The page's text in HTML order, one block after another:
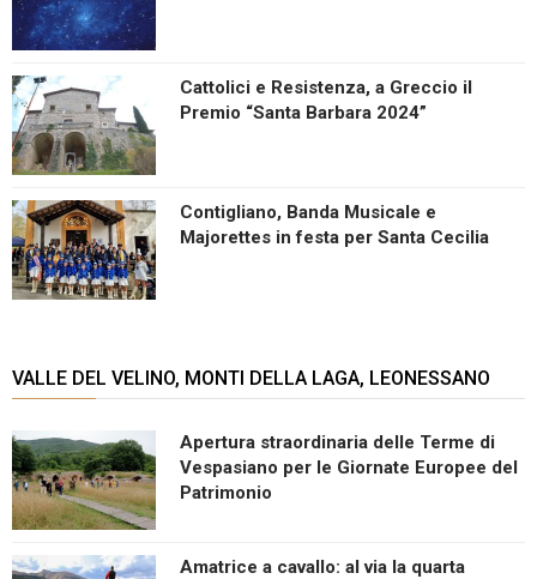
Cattolici e Resistenza, a Greccio il
Premio “Santa Barbara 2024”
Contigliano, Banda Musicale e
Majorettes in festa per Santa Cecilia
VALLE DEL VELINO, MONTI DELLA LAGA, LEONESSANO
Apertura straordinaria delle Terme di
Vespasiano per le Giornate Europee del
Patrimonio
Amatrice a cavallo: al via la quarta